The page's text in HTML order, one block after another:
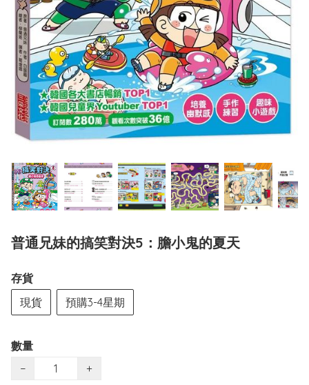
普通兄妹的搞笑對決5：膽小鬼的夏天
存貨
現貨
預購3-4星期
數量
−
+